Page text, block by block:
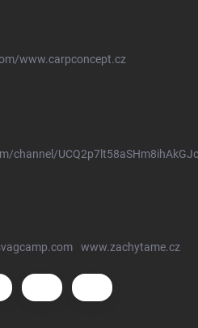
www.carpconcept.cz
channel/
www.zachytame.cz